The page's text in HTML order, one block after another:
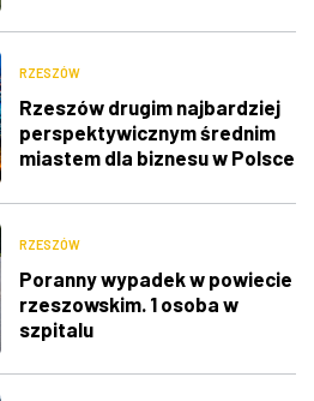
RZESZÓW
Rzeszów drugim najbardziej
perspektywicznym średnim
miastem dla biznesu w Polsce
RZESZÓW
Poranny wypadek w powiecie
rzeszowskim. 1 osoba w
szpitalu